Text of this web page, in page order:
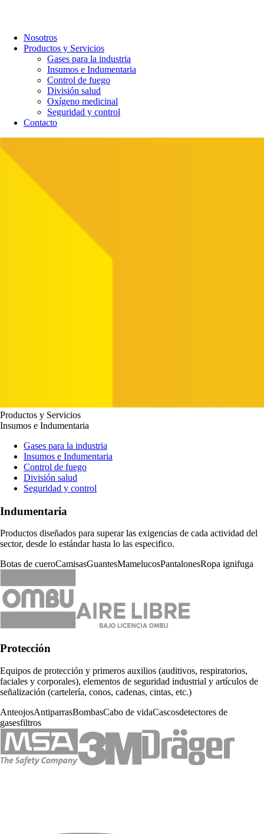
Nosotros
Productos y Servicios
Gases para la industria
Insumos e Indumentaria
Control de fuego
División salud
Oxígeno medicinal
Seguridad y control
Contacto
Productos y Servicios
Insumos e Indumentaria
Gases para la industria
Insumos e Indumentaria
Control de fuego
División salud
Seguridad y control
Indumentaria
Productos diseñados para superar las exigencias de cada actividad del
sector, desde lo estándar hasta lo las especifico.
Botas de cueroCamisasGuantesMamelucosPantalonesRopa ignifuga
Protección
Equipos de protección y primeros auxilios (auditivos, respiratorios,
faciales y corporales), elementos de seguridad industrial y artículos de
señalización (cartelería, conos, cadenas, cintas, etc.)
AnteojosAntiparrasBombasCabo de vidaCascosdetectores de
gasesfiltros